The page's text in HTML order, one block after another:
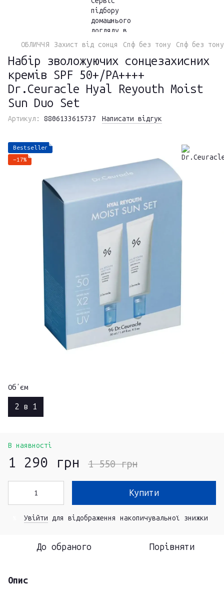
ОБЛИЧЧЯ Захист від сонця Спф без тону Спф без
Набір зволожуючих сонцезахисних
кремів SPF 50+/PA++++
Dr.Ceuracle Hyal Reyouth Moist
Sun Duo Set
Артикул: 8806133615737 Написати відгук
Bestseller
−17%
Обʼєм
2 в 1
В наявності
1 290 грн 1 550 грн
Купити
Увійти для відображення накопичувальної знижки
До обраного Порівняти
Опис